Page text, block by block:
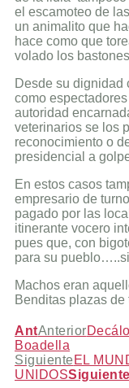
el escamoteo de
un animalito que
hace como que
volado los
Desde su dignidad
como
autoridad
veterinarios se los
reconocimiento o
presidencial a
En estos casos
empresario de
pagado por las
itinerante vocero
pues que, con
para su
Machos eran
Benditas plazas
AntAnterior
Boadella
Siguiente EL
UNIDOSSiguiente